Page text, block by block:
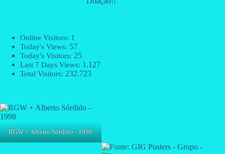
Online Visitors: 1
Today's Views: 57
Today's Visitors: 25
Last 7 Days Views: 1.127
Total Visitors: 232.723
RGW + Alberto Sórdido - 1998